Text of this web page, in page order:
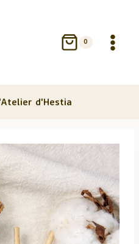
0
d'Hestia